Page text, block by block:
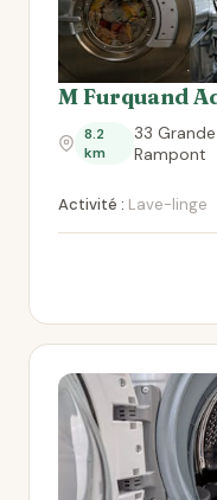
M Furquand
8.2
km
33
Rampont
Activité : Lave-linge